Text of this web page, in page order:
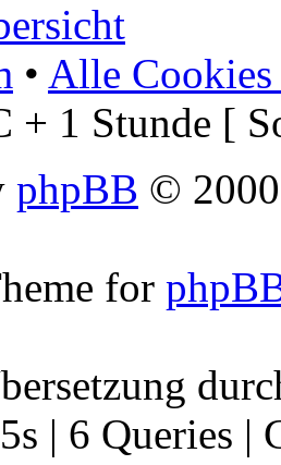
• Alle Cookies
+ 1 Stunde [
phpBB ©
for
| 6 Queries |